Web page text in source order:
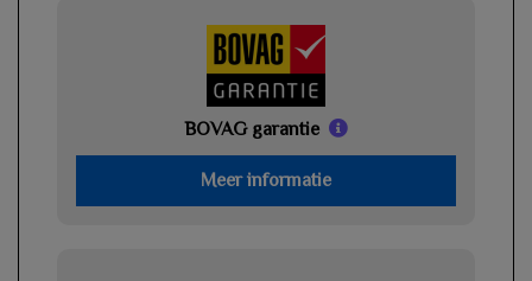
BOVAG garantie
Meer informatie